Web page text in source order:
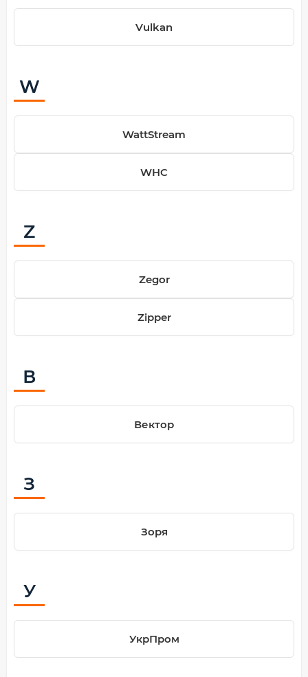
Vulkan
W
WattStream
WHC
Z
Zegor
Zipper
В
Вектор
З
Зоря
У
УкрПром